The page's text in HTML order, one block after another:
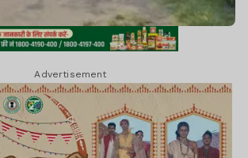
Advertisement